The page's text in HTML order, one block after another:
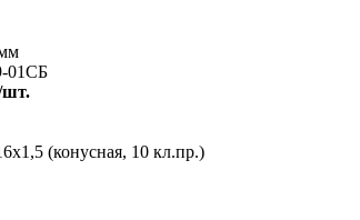
01СБ
шт.
(конусная, 10 кл.пр.)